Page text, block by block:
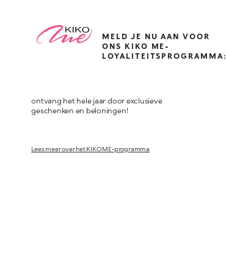
MELD JE NU AAN VOOR
ONS KIKO ME-
LOYALITEITSPROGRAMMA:
ontvang het hele jaar door exclusieve
geschenken en beloningen!
Lees meer over het KIKO ME-programma